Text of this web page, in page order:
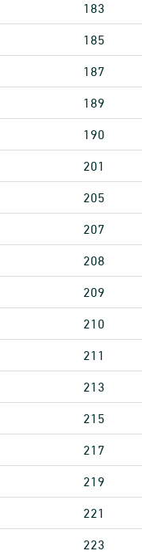
183
185
187
189
190
201
205
207
208
209
210
211
213
215
217
219
221
223